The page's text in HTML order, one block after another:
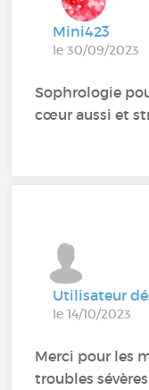
Mini423
le 30/09/2023
Sophrologie
cœur aussi et
Utilisateur
le 14/10/2023
Merci pour les
troubles